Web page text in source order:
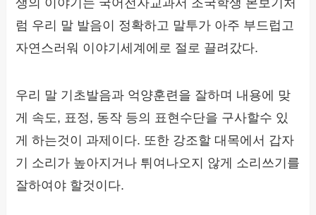
럼 우리 말 발음이 정확하고 말투가 아주 부드럽고
자연스러워 이야기세계에로 절로 끌려갔다.
우리 말 기초발음과 억양훈련을 잘하며 내용에 맞
게 속도, 표정, 동작 등의 표현수단을 구사할수 있
게 하는것이 과제이다. 또한 강조할 대목에서 갑자
기 소리가 높아지거나 튀여나오지 않게 소리쓰기를
잘하여야 할것이다.